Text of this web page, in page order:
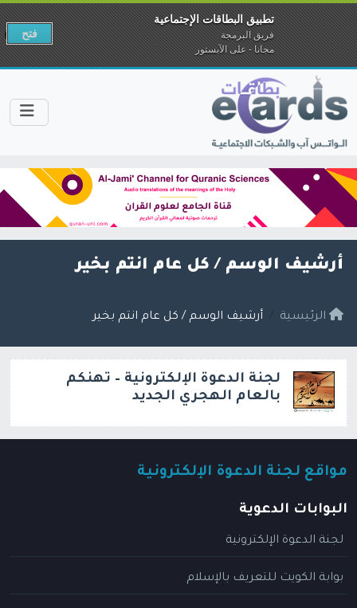
أرشيف الوسم / كل عام انتم بخير
الرئيسية أرشيف الوسم / كل عام انتم بخير
لجنة الدعوة الإلكترونية – تهنكم
بالعام الهجري الجديد
مواقع لجنة الدعوة الإلكترونية
البوابات الدعوية
لجنة الدعوة الإلكترونية
بوابة الكويت للتعريف بالإسلام
تطبيق البطاقات الإجتماعية
فريق البرمجة
مجانا - على الآبستور
فتح